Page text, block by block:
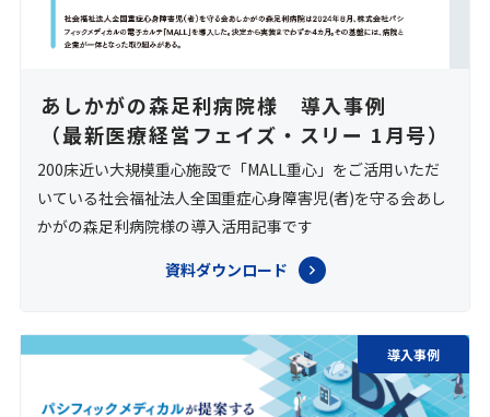
あしかがの森足利病院様 導入事例
（最新医療経営フェイズ・スリー 1月号）
200床近い大規模重心施設で「MALL重心」をご活用いただ
いている社会福祉法人全国重症心身障害児(者)を守る会あし
かがの森足利病院様の導入活用記事です
資料ダウンロード
導入事例